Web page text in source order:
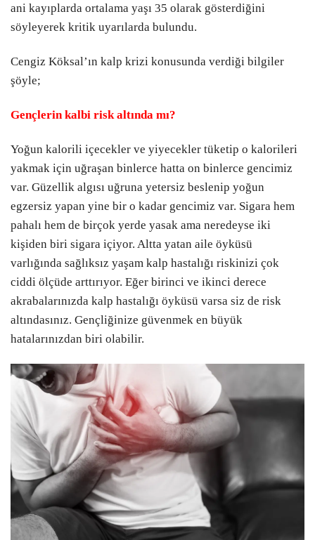
ani kayıplarda ortalama yaşı 35 olarak gösterdiğini
söyleyerek kritik uyarılarda bulundu.
Cengiz Köksal’ın kalp krizi konusunda verdiği bilgiler
şöyle;
Gençlerin kalbi risk altında mı?
Yoğun kalorili içecekler ve yiyecekler tüketip o kalorileri
yakmak için uğraşan binlerce hatta on binlerce gencimiz
var. Güzellik algısı uğruna yetersiz beslenip yoğun
egzersiz yapan yine bir o kadar gencimiz var. Sigara hem
pahalı hem de birçok yerde yasak ama neredeyse iki
kişiden biri sigara içiyor. Altta yatan aile öyküsü
varlığında sağlıksız yaşam kalp hastalığı riskinizi çok
ciddi ölçüde arttırıyor. Eğer birinci ve ikinci derece
akrabalarınızda kalp hastalığı öyküsü varsa siz de risk
altındasınız. Gençliğinize güvenmek en büyük
hatalarınızdan biri olabilir.